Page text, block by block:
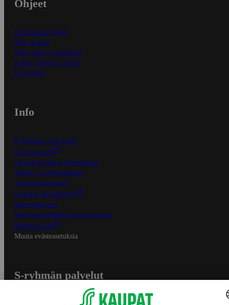
Ohjeet
Ensitilaajan ohjeet
Näin maksat
Näin tilaat ja muokkaat
Kaikki ohjeet ja vinkit
In English
Info
S-Business yrityksille
Oiva-raportit
Osuuskauppojen yhteystiedot
Tilaus- ja toimitusehdot
Tietosuojakäytäntö
Palvelun käyttöehdot
Saavutettavuus
Mobiilisovelluksen saavutettavuus
Mainostajalle
Muuta evästeasetuksia
S-ryhmän palvelut